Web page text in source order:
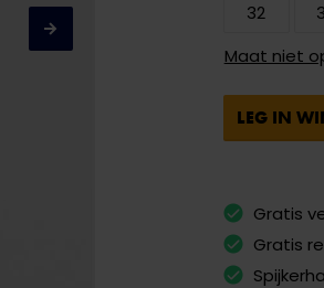
32
Maat niet
LEG IN
Gratis
Gratis